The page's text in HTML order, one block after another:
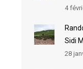
4
Sidi
28